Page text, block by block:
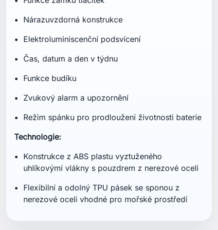
Nárazuvzdorná konstrukce
Elektroluminiscenční podsvícení
Čas, datum a den v týdnu
Funkce budíku
Zvukový alarm a upozornění
Režim spánku pro prodloužení životnosti baterie
Technologie:
Konstrukce z ABS plastu vyztuženého
uhlíkovými vlákny s pouzdrem z nerezové oceli
Flexibilní a odolný TPU pásek se sponou z
nerezové oceli vhodné pro mořské prostředí